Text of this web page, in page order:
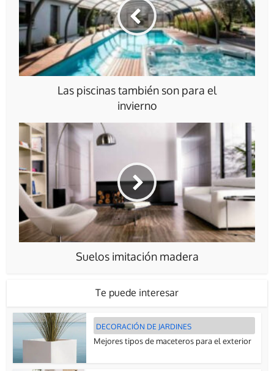
Las piscinas también son para el
invierno
Suelos imitación madera
Te puede interesar
DECORACIÓN DE JARDINES
Mejores tipos de maceteros para el exterior